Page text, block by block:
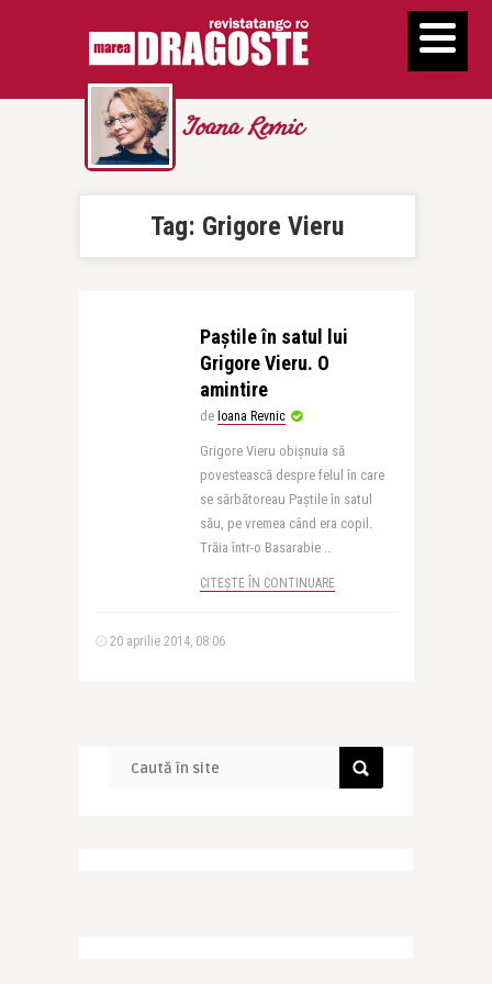
Ioana Revnic
Tag: Grigore Vieru
Paştile în satul lui
Grigore Vieru. O
amintire
de Ioana Revnic
Grigore Vieru obişnuia să
povestească despre felul în care
se sărbătoreau Paştile în satul
său, pe vremea când era copil.
Trăia într-o Basarabie ..
CITEȘTE ÎN CONTINUARE
20 aprilie 2014, 08:06